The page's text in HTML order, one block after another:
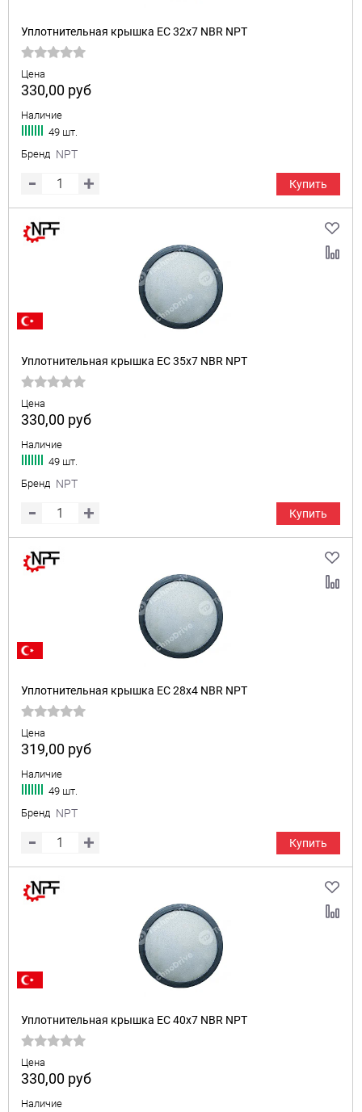
Уплотнительная крышка EC 32x7 NBR NPT
Цена
330,00 руб
Наличие
49 шт.
Бренд NPT
Купить
Уплотнительная крышка EC 35x7 NBR NPT
Цена
330,00 руб
Наличие
49 шт.
Бренд NPT
Купить
Уплотнительная крышка EC 28x4 NBR NPT
Цена
319,00 руб
Наличие
49 шт.
Бренд NPT
Купить
Уплотнительная крышка EC 40x7 NBR NPT
Цена
330,00 руб
Наличие